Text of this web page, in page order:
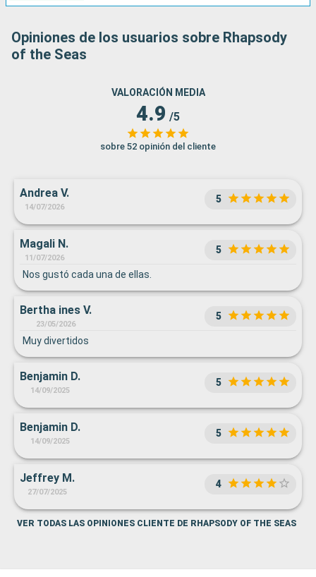
Opiniones de los usuarios sobre Rhapsody
of the Seas
VALORACIÓN MEDIA
4.9 /5
sobre 52 opinión del cliente
Andrea V.
14/07/2026
5
Magali N.
11/07/2026
5
Nos gustó cada una de ellas.
Bertha ines V.
23/05/2026
5
Muy divertidos
Benjamin D.
14/09/2025
5
Benjamin D.
14/09/2025
5
Jeffrey M.
27/07/2025
4
VER TODAS LAS OPINIONES CLIENTE DE RHAPSODY OF THE SEAS